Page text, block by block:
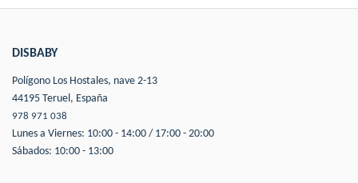
DISBABY
Polígono Los Hostales, nave 2-13
44195 Teruel, España
978 971 038
Lunes a Viernes: 10:00 - 14:00 / 17:00 - 20:00
Sábados: 10:00 - 13:00